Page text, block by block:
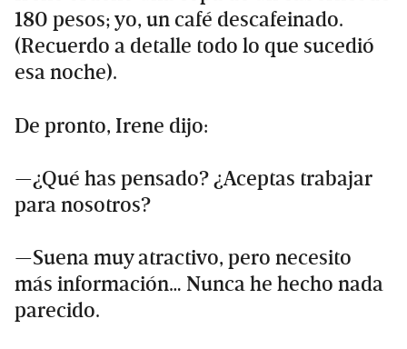
180 pesos; yo, un café descafeinado.
(Recuerdo a detalle todo lo que sucedió
esa noche).
De pronto, Irene dijo:
—¿Qué has pensado? ¿Aceptas trabajar
para nosotros?
—Suena muy atractivo, pero necesito
más información… Nunca he hecho nada
parecido.